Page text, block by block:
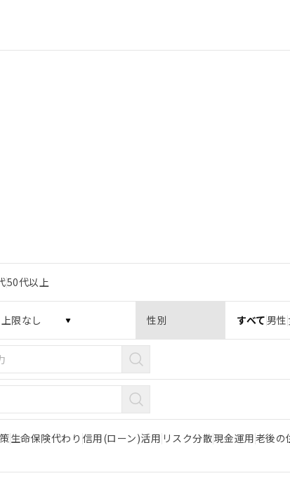
50代以上
性別 すべて 男性
生命保険代わり 信用(ローン)活用 リスク分散現金運用老後の